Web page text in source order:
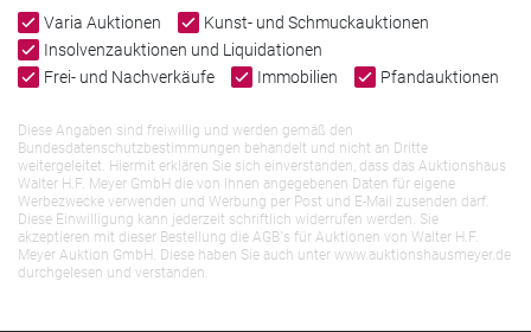
Varia Auktionen
Kunst- und Schmuckauktionen
Insolvenzauktionen und Liquidationen
Frei- und Nachverkäufe
Immobilien Pfandauktionen
Diese Angaben sind freiwillig und werden gemäß den
Bundesdatenschutzbestimmungen behandelt und nicht an Dritte
weitergeleitet. Hiermit erklären Sie sich einverstanden, dass das Auktionshaus
Walter H.F. Meyer GmbH die von Ihnen angegebenen Daten für eigene
Werbezwecke verwenden und Werbung per Post und E-Mail zusenden darf.
Diese Einwilligung kann jederzeit schriftlich widerrufen werden. Sie
akzeptieren mit dieser Bestellung die AGB`s für Auktionen von Walter H.F.
Meyer Auktion GmbH. Diese haben Sie auch unter www.auktionshausmeyer.de
durchgelesen und verstanden.